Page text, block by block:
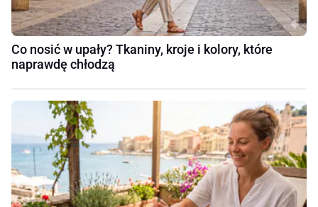
Co nosić w upały? Tkaniny, kroje i kolory, które
naprawdę chłodzą